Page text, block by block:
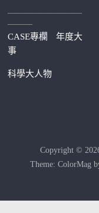
—————————
———
CASE專欄
年度大
事
科學大人物
Copyright ©
Theme: ColorMag